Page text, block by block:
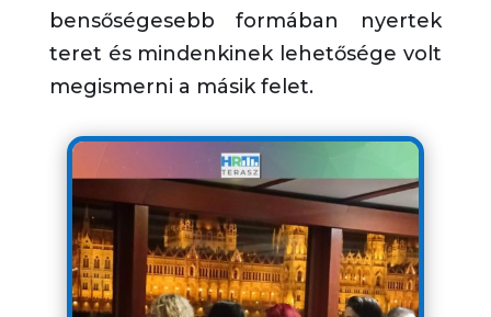
bensőségesebb formában nyertek
teret és mindenkinek lehetősége volt
megismerni a másik felet.